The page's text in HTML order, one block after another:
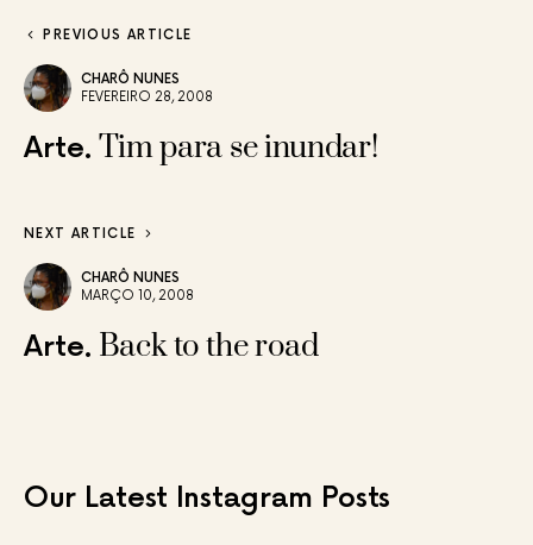
PREVIOUS ARTICLE
CHARÔ NUNES
FEVEREIRO 28, 2008
Arte Tim para se inundar!
NEXT ARTICLE
CHARÔ NUNES
MARÇO 10, 2008
Arte Back to the road
Our Latest Instagram Posts